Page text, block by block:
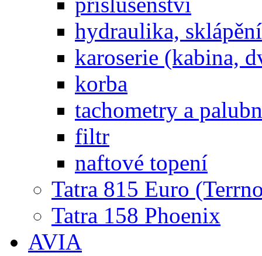
hydraulika, sklápění
karoserie (kabina,
korba
tachometry a
filtr
naftové topení
Tatra 815 Euro
Tatra 158 Phoenix
AVIA